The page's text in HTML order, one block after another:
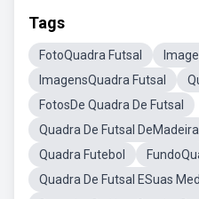
Tags
FotoQuadra Futsal
ImagensQuadra Futsal
FotosDe Quadra De Futsal
Quadra De Futsal DeMadeira
Quadra Futebol
Quadra De Futsal ESuas